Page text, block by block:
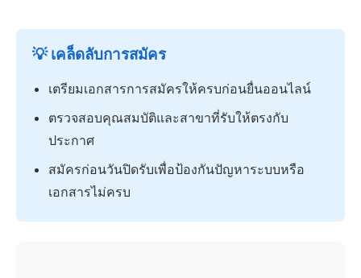
💡 เคล็ดลับการสมัคร
เตรียมเอกสารการสมัครให้ครบก่อนยื่นออนไลน์
ตรวจสอบคุณสมบัติและสาขาที่รับให้ตรงกับ
ประกาศ
สมัครก่อนวันปิดรับเพื่อป้องกันปัญหาระบบหรือ
เอกสารไม่ครบ